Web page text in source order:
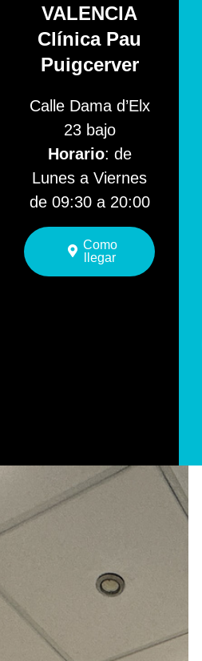
VALENCIA
Clínica Pau
Puigcerver
Calle Dama d’Elx
23 bajo
Horario: de
Lunes a Viernes
de 09:30 a 20:00
Como
llegar